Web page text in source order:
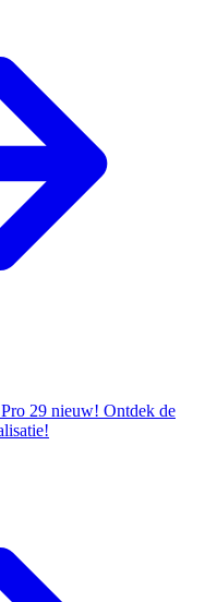
29 nieuw! Ontdek de